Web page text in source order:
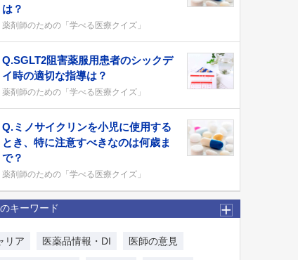
は？
薬剤師のための「学べる医療クイズ」
Q.SGLT2阻害薬服用患者のシックデ
イ時の適切な指導は？
薬剤師のための「学べる医療クイズ」
Q.ミノサイクリンを小児に使用する
とき、特に注意すべきなのは何歳ま
で？
薬剤師のための「学べる医療クイズ」
キーワード
リア 医薬品情報・DI 医師の意見